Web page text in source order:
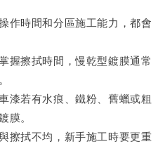
作時間和分區施工能力，都會
握擦拭時間，慢乾型鍍膜通常
漆若有水痕、鐵粉、舊蠟或粗
膜。
擦拭不均，新手施工時要更重